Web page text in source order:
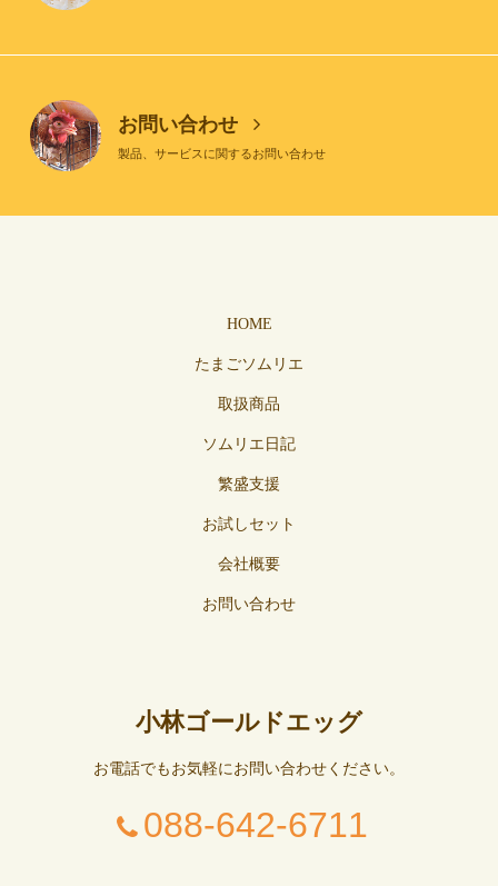
お問い合わせ
製品、サービスに関するお問い合わせ
HOME
たまごソムリエ
取扱商品
ソムリエ日記
繁盛支援
お試しセット
会社概要
お問い合わせ
小林ゴールドエッグ
お電話でもお気軽にお問い合わせください。
088-642-6711